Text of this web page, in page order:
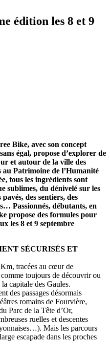
édition les 8 et 9
Bike, avec son concept
égal, propose d’explorer de
et autour de la ville des
au Patrimoine de l’Humanité
tous les ingrédients sont
sublimes, du dénivelé sur les
des sentiers, des
Passionnés, débutants, en
propose des formules pour
les 8 et 9 septembre
SÉCURISÉS ET
tracées au cœur de
toujours de découvrir ou
capitale des Gaules.
des passages désormais
romains de Fourvière,
Parc de la Tête d’Or,
ruelles et descentes
Mais les parcours
escapade dans les proches